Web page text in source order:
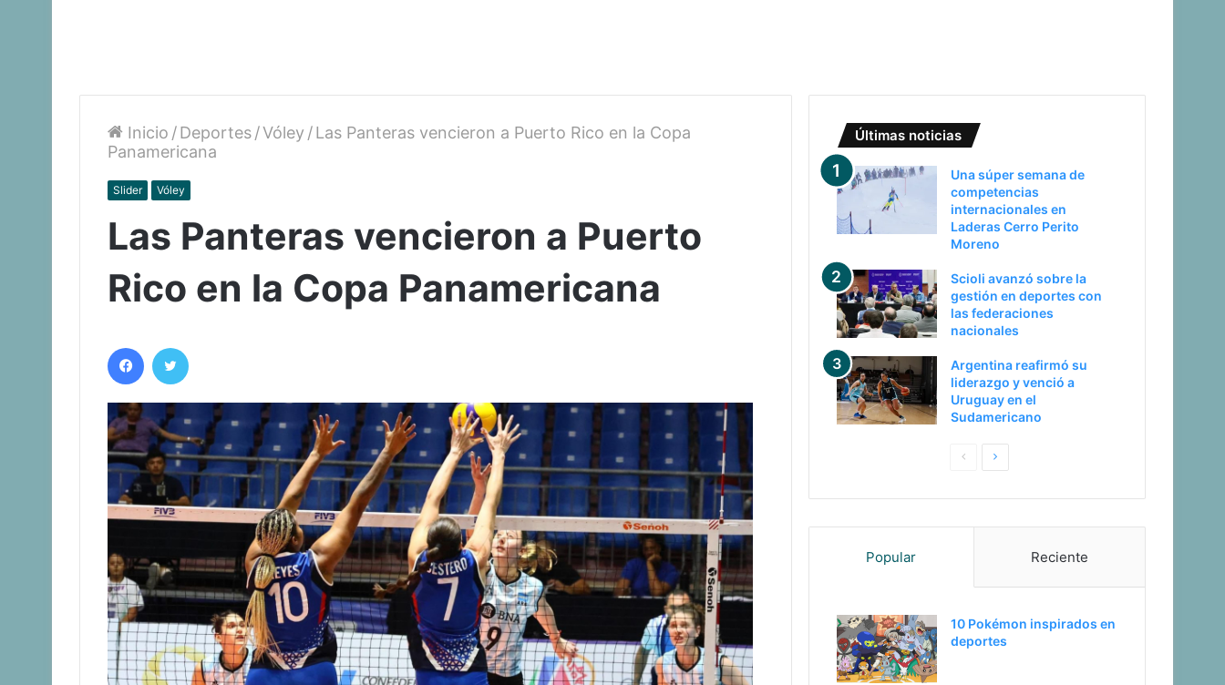
Inicio /Deportes/Vóley /Las Panteras vencieron a Puerto Rico en la Copa
Panamericana
Slider Vóley
Las Panteras vencieron a Puerto
Rico en la Copa Panamericana
Facebook
Últimas noticias
Una súper semana de
competencias
internacionales en
Laderas Cerro Perito
Moreno
Scioli avanzó sobre la
gestión en deportes con
las federaciones
nacionales
Argentina reafirmó su
liderazgo y venció a
Uruguay en el
Sudamericano
PaginaSiguiente
Popular Reciente
10 Pokémon inspirados en
deportes